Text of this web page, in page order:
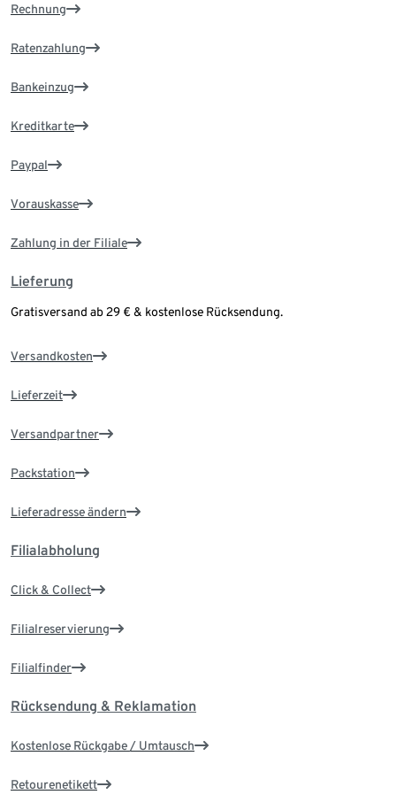
Rechnung
Ratenzahlung
Bankeinzug
Kreditkarte
Paypal
Vorauskasse
Zahlung in der Filiale
Lieferung
Gratisversand ab 29 € & kostenlose Rücksendung.
Versandkosten
Lieferzeit
Versandpartner
Packstation
Lieferadresse ändern
Filialabholung
Click & Collect
Filialreservierung
Filialfinder
Rücksendung & Reklamation
Kostenlose Rückgabe / Umtausch
Retourenetikett